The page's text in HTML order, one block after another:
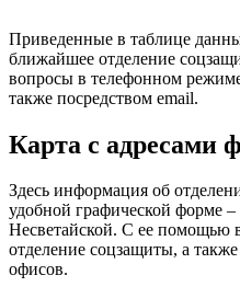
Приведенные в таблице
ближайшее отделение
вопросы в телефонном
также посредством email.
Карта с адресами
Здесь информация об
удобной графической форме
Несветайской. С ее помощью
отделение соцзащиты, а
офисов.